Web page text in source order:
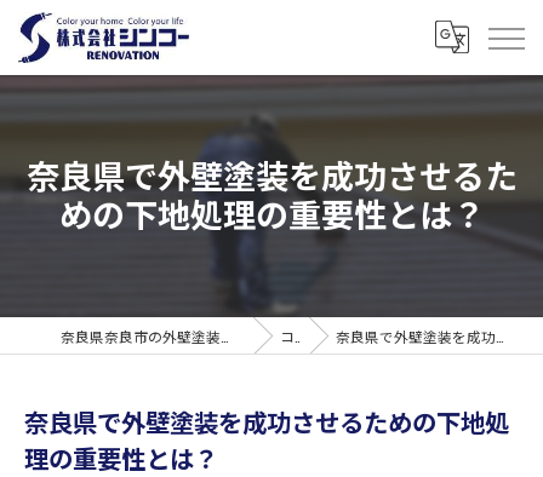
奈良県で外壁塗装を成功させるた
めの下地処理の重要性とは？
コラム 奈良県で外壁塗装を成功させるための下地処理の重要性とは？
奈良県で外壁塗装を成功させるための下地処
理の重要性とは？